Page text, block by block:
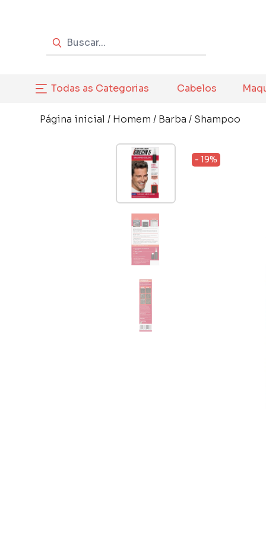
Todas as Categorias Cabelos
Página inicial / Homem / Barba / Shampoo
- 19%